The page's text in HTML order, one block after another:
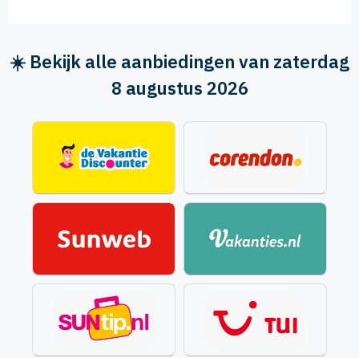
☀️ Bekijk alle aanbiedingen van zaterdag
8 augustus 2026